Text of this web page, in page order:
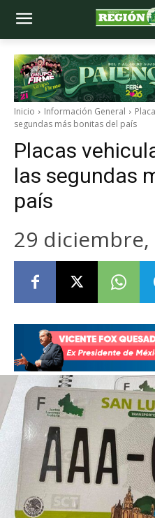
Inicio Información General
segundas más bonitas del país
Placas
las segundas
país
29 diciembre,